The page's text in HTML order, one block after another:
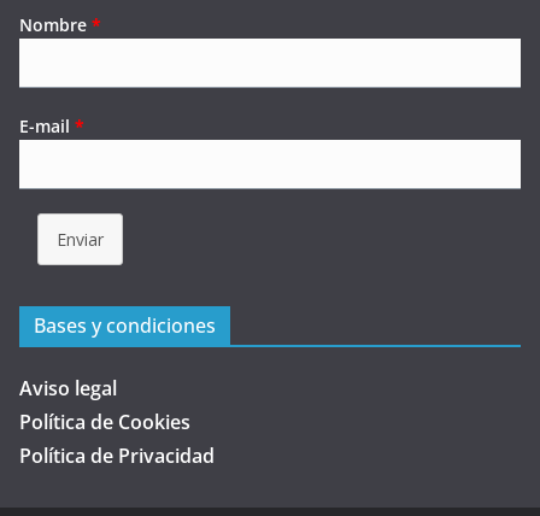
Nombre *
E-mail *
Enviar
Bases y condiciones
Aviso legal
Política de Cookies
Política de Privacidad